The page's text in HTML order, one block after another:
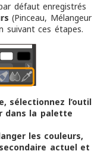
défaut enregistrés
(Pinceau, Mélangeur
suivant ces étapes.
sélectionnez l’outil
dans la palette
les couleurs,
actuelet